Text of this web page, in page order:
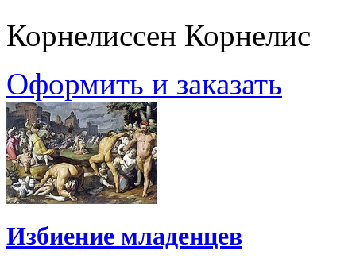
Корнелиссен Корнелис
Оформить и заказать
Избиение младенцев